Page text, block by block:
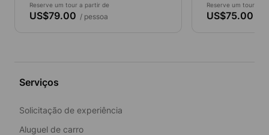
Reserve um tour a partir de
US$79.00 / pessoa
Reserve um tour a
US$75.00
Serviços
Solicitação de experiência
Aluguel de carro